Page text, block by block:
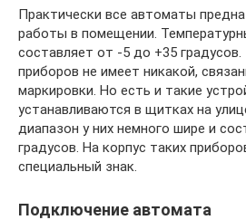
Практически все автоматы
работы в помещении.
составляет от -5 до +35 градусов.
приборов не имеет никакой,
маркировки. Но есть и такие
устанавливаются в щитках на
диапазон у них немного шире и
градусов. На корпус таких
специальный знак.
Подключение автомата